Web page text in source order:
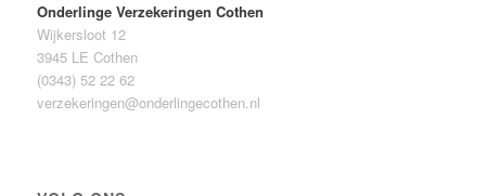
Onderlinge Verzekeringen Cothen
Wijkersloot 12
3945 LE Cothen
(0343) 52 22 62
verzekeringen@onderlingecothen.nl